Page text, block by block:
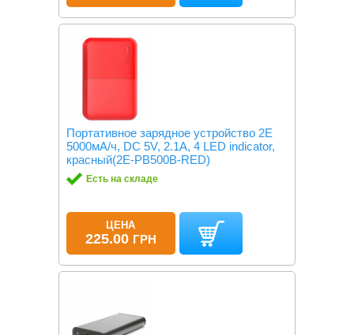
Портативное зарядное устройство 2Е
5000мА/ч, DC 5V, 2.1A, 4 LED indicator,
красный(2E-PB500B-RED)
Есть на складе
ЦЕНА
225.00 ГРН